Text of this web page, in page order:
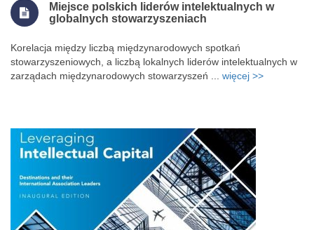
Miejsce polskich liderów intelektualnych w
globalnych stowarzyszeniach
Korelacja między liczbą międzynarodowych spotkań
stowarzyszeniowych, a liczbą lokalnych liderów intelektualnych w
zarządach międzynarodowych stowarzyszeń ... więcej >>